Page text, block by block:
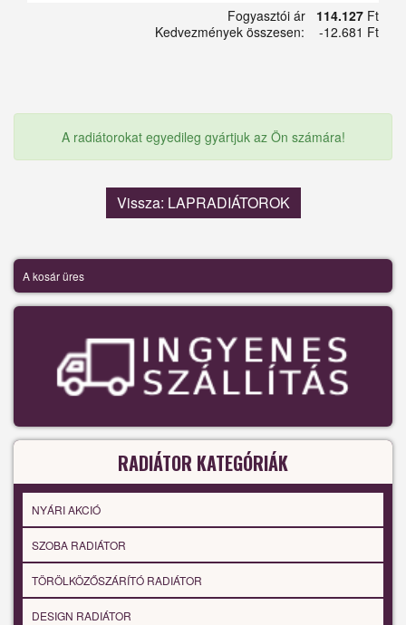
Fogyasztói ár 114.127 Ft
Kedvezmények összesen:
-12.681 Ft
A radiátorokat egyedileg gyártjuk az Ön számára!
Vissza: LAPRADIÁTOROK
A kosár üres
RADIÁTOR KATEGÓRIÁK
NYÁRI AKCIÓ
SZOBA RADIÁTOR
TÖRÖLKÖZŐSZÁRÍTÓ RADIÁTOR
DESIGN RADIÁTOR